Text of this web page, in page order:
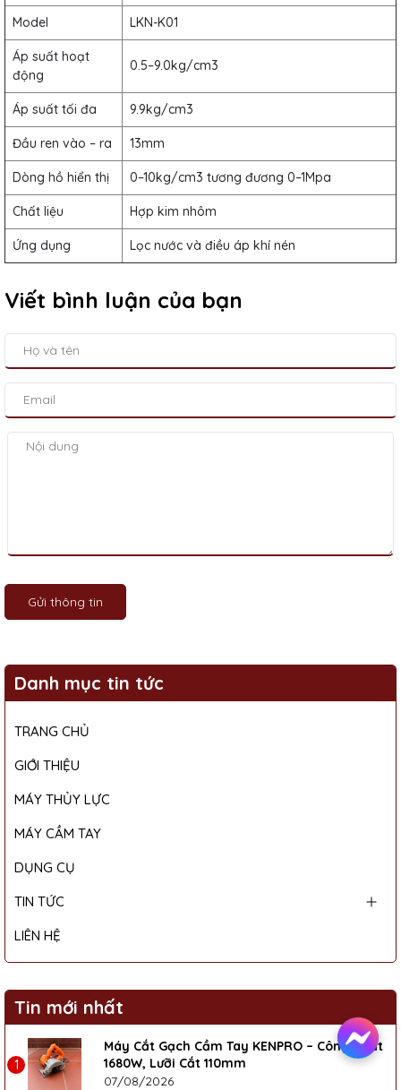
Model LKN-K01
Áp suất hoạt
động
0.5–9.0kg/cm3
Áp suất tối đa 9.9kg/cm3
Đầu ren vào – ra 13mm
Dòng hồ hiển thị 0–10kg/cm3 tương đương 0–1Mpa
Chất liệu Hợp kim nhôm
Ứng dụng Lọc nước và điều áp khí nén
Viết bình luận của bạn
Gửi thông tin
Danh mục tin tức
TRANG CHỦ
GIỚI THIỆU
MÁY THỦY LỰC
MÁY CẦM TAY
DỤNG CỤ
TIN TỨC
LIÊN HỆ
Tin mới nhất
1
Máy Cắt Gạch Cầm Tay KENPRO – Công Suất
1680W, Lưỡi Cắt 110mm
07/08/2026